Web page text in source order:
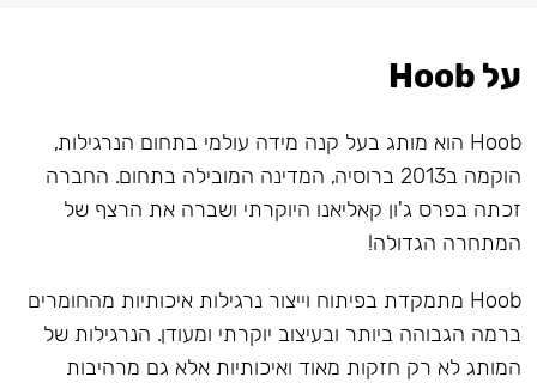
על Hoob
Hoob הוא מותג בעל קנה מידה עולמי בתחום הנרגילות,
הוקמה ב2013 ברוסיה, המדינה המובילה בתחום. החברה
זכתה בפרס ג'ון קאליאנו היוקרתי ושברה את הרצף של
המתחרה הגדולה!
Hoob מתמקדת בפיתוח וייצור נרגילות איכותיות מהחומרים
ברמה הגבוהה ביותר ובעיצוב יוקרתי ומעודן. הנרגילות של
המותג לא רק חזקות מאוד ואיכותיות אלא גם מרהיבות